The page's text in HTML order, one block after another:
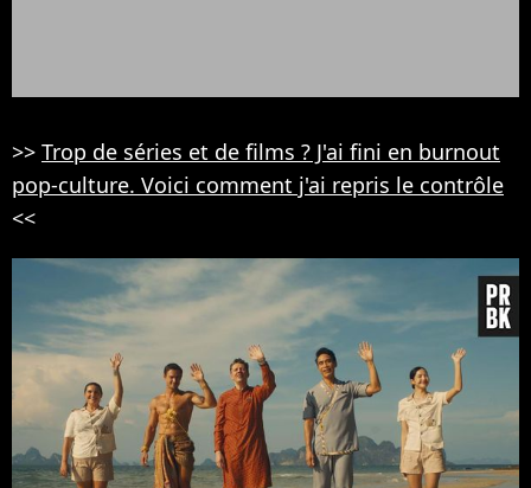
>> Trop de séries et de films ? J'ai fini en burnout
pop-culture. Voici comment j'ai repris le contrôle
<<